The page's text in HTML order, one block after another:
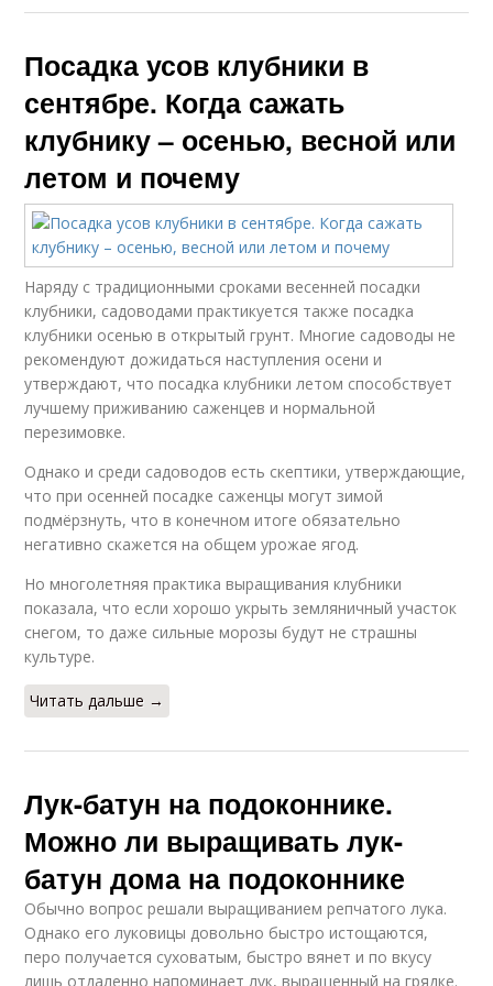
Посадка усов клубники в
сентябре. Когда сажать
клубнику – осенью, весной или
летом и почему
Наряду с традиционными сроками весенней посадки
клубники, садоводами практикуется также посадка
клубники осенью в открытый грунт. Многие садоводы не
рекомендуют дожидаться наступления осени и
утверждают, что посадка клубники летом способствует
лучшему приживанию саженцев и нормальной
перезимовке.
Однако и среди садоводов есть скептики, утверждающие,
что при осенней посадке саженцы могут зимой
подмёрзнуть, что в конечном итоге обязательно
негативно скажется на общем урожае ягод.
Но многолетняя практика выращивания клубники
показала, что если хорошо укрыть земляничный участок
снегом, то даже сильные морозы будут не страшны
культуре.
Читать дальше →
Лук-батун на подоконнике.
Можно ли выращивать лук-
батун дома на подоконнике
Обычно вопрос решали выращиванием репчатого лука.
Однако его луковицы довольно быстро истощаются,
перо получается суховатым, быстро вянет и по вкусу
лишь отдаленно напоминает лук, выращенный на грядке.